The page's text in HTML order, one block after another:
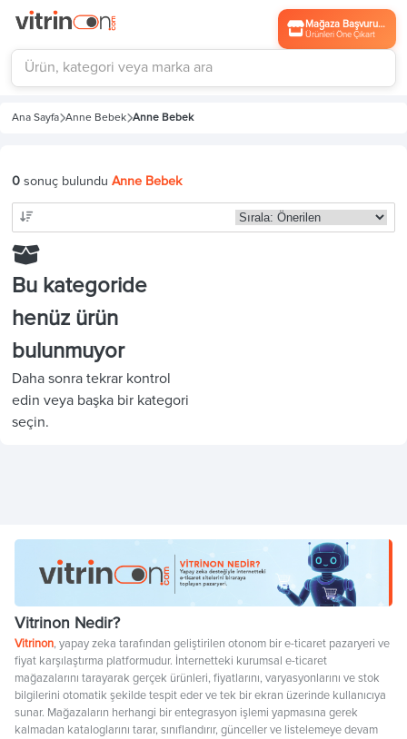
Mağaza Başvurusu
Ürünleri Öne Çıkart
Ana Sayfa Anne Bebek Anne Bebek
0sonuç bulundu Anne Bebek
Bu kategoride
henüz ürün
bulunmuyor
Daha sonra tekrar kontrol
edin veya başka bir kategori
seçin.
Vitrinon Nedir?
Vitrinon, yapay zeka tarafından geliştirilen otonom bir e-ticaret pazaryeri ve
fiyat karşılaştırma platformudur. İnternetteki kurumsal e-ticaret
mağazalarını tarayarak gerçek ürünleri, fiyatlarını, varyasyonlarını ve stok
bilgilerini otomatik şekilde tespit eder ve tek bir ekran üzerinde kullanıcıya
sunar. Mağazaların herhangi bir entegrasyon işlemi yapmasına gerek
kalmadan kataloglarını tarar, sınıflandırır, günceller ve listelemeye devam